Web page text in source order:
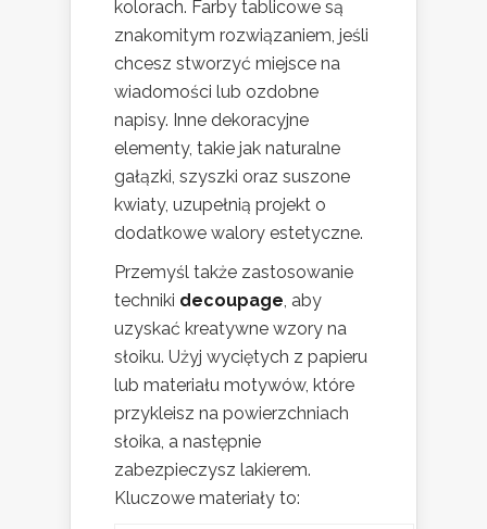
kolorach. Farby tablicowe są
znakomitym rozwiązaniem, jeśli
chcesz stworzyć miejsce na
wiadomości lub ozdobne
napisy. Inne dekoracyjne
elementy, takie jak naturalne
gałązki, szyszki oraz suszone
kwiaty, uzupełnią projekt o
dodatkowe walory estetyczne.
Przemyśl także zastosowanie
techniki decoupage, aby
uzyskać kreatywne wzory na
słoiku. Użyj wyciętych z papieru
lub materiału motywów, które
przykleisz na powierzchniach
słoika, a następnie
zabezpieczysz lakierem.
Kluczowe materiały to: